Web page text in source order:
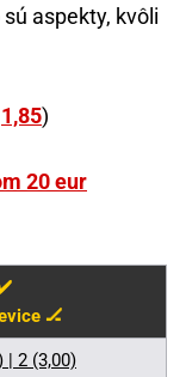
aspekty, kvôli
1,85)
20 eur
🏒
| 2 (3,00)